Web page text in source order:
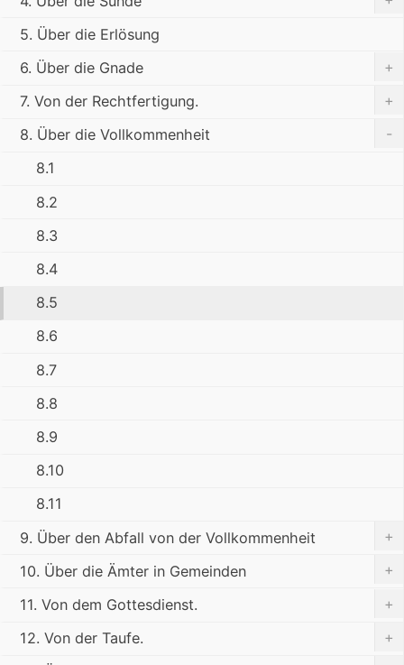
5. Über die Erlösung
6. Über die Gnade
+
7. Von der Rechtfertigung.
+
8. Über die Vollkommenheit
-
8.1
8.2
8.3
8.4
8.5
8.6
8.7
8.8
8.9
8.10
8.11
9. Über den Abfall von der Vollkommenheit
+
10. Über die Ämter in Gemeinden
+
11. Von dem Gottesdienst.
+
12. Von der Taufe.
+